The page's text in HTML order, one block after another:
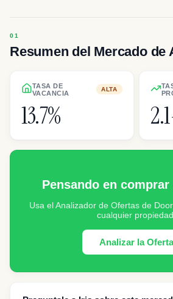
Resumen del Mercado de
TASA DE
VACANCIA
ALTA
13.7%
Pensando en comprar
Usa el Analizador de Ofertas de
cualquier propiedad.
Analizar la Oferta